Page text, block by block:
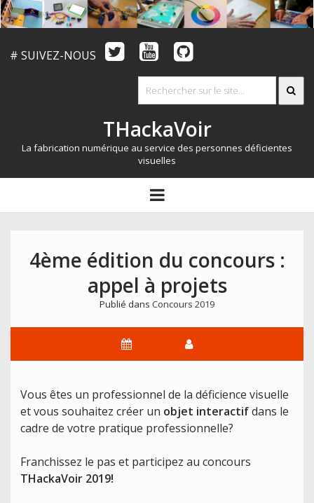
# SUIVEZ-NOUS
THackaVoir
La fabrication numérique au service des personnes déficientes
visuelles
ARTICLES
LE CONCOURS
RESSOURCES
CONTACT
open
menu
4ème édition du concours :
appel à projets
Publié dans Concours 2019
Vous êtes un professionnel de la déficience visuelle
et vous souhaitez créer un objet interactifdans le
cadre de votre pratique professionnelle?
Franchissez le pas et participez au concours
THackaVoir 2019!